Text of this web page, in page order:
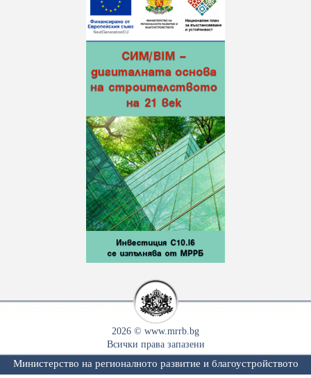
2026 © www.mrrb.bg
Всички права запазени
Министерство на регионалното развитие и благоустройството